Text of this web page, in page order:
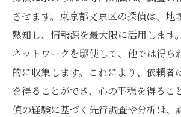
させます。東京都文京区の探偵は、地
熟知し、情報源を最大限に活用します
ネットワークを駆使して、他では得ら
的に収集します。これにより、依頼者
を得ることができ、心の平穏を得るこ
偵の経験に基づく先行調査や分析は、